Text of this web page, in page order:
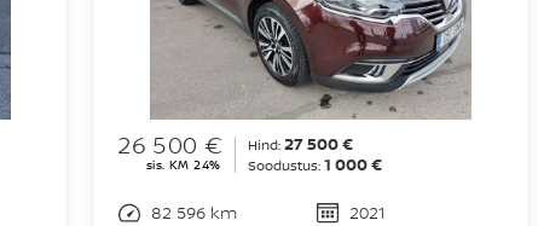
26 500 €
sis. KM 24%
Hind: 27 500 €
Soodustus: 1 000 €
82 596 km
2021